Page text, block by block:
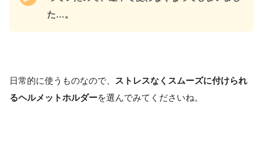
た…。
日常的に使うものなので、
ストレスなくスムーズに付けられ
るヘルメットホルダーを選んでみてくださいね。